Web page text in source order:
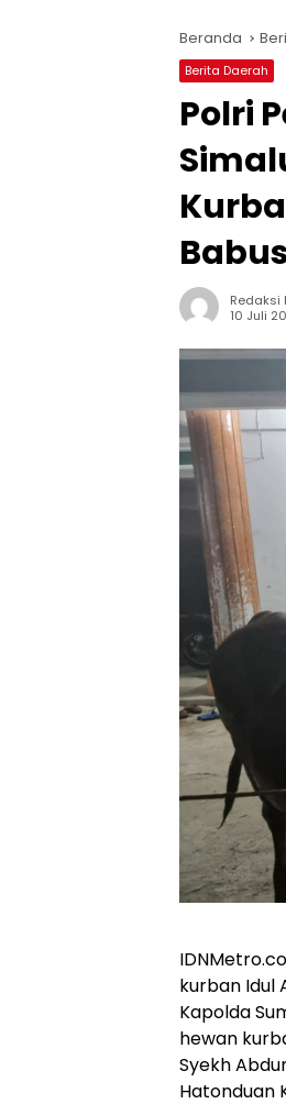
Beranda
Berita Daerah
Polri
Redaksi
10 Juli
kurban Idul
Kapolda
hewan
Syekh
Hatonduan